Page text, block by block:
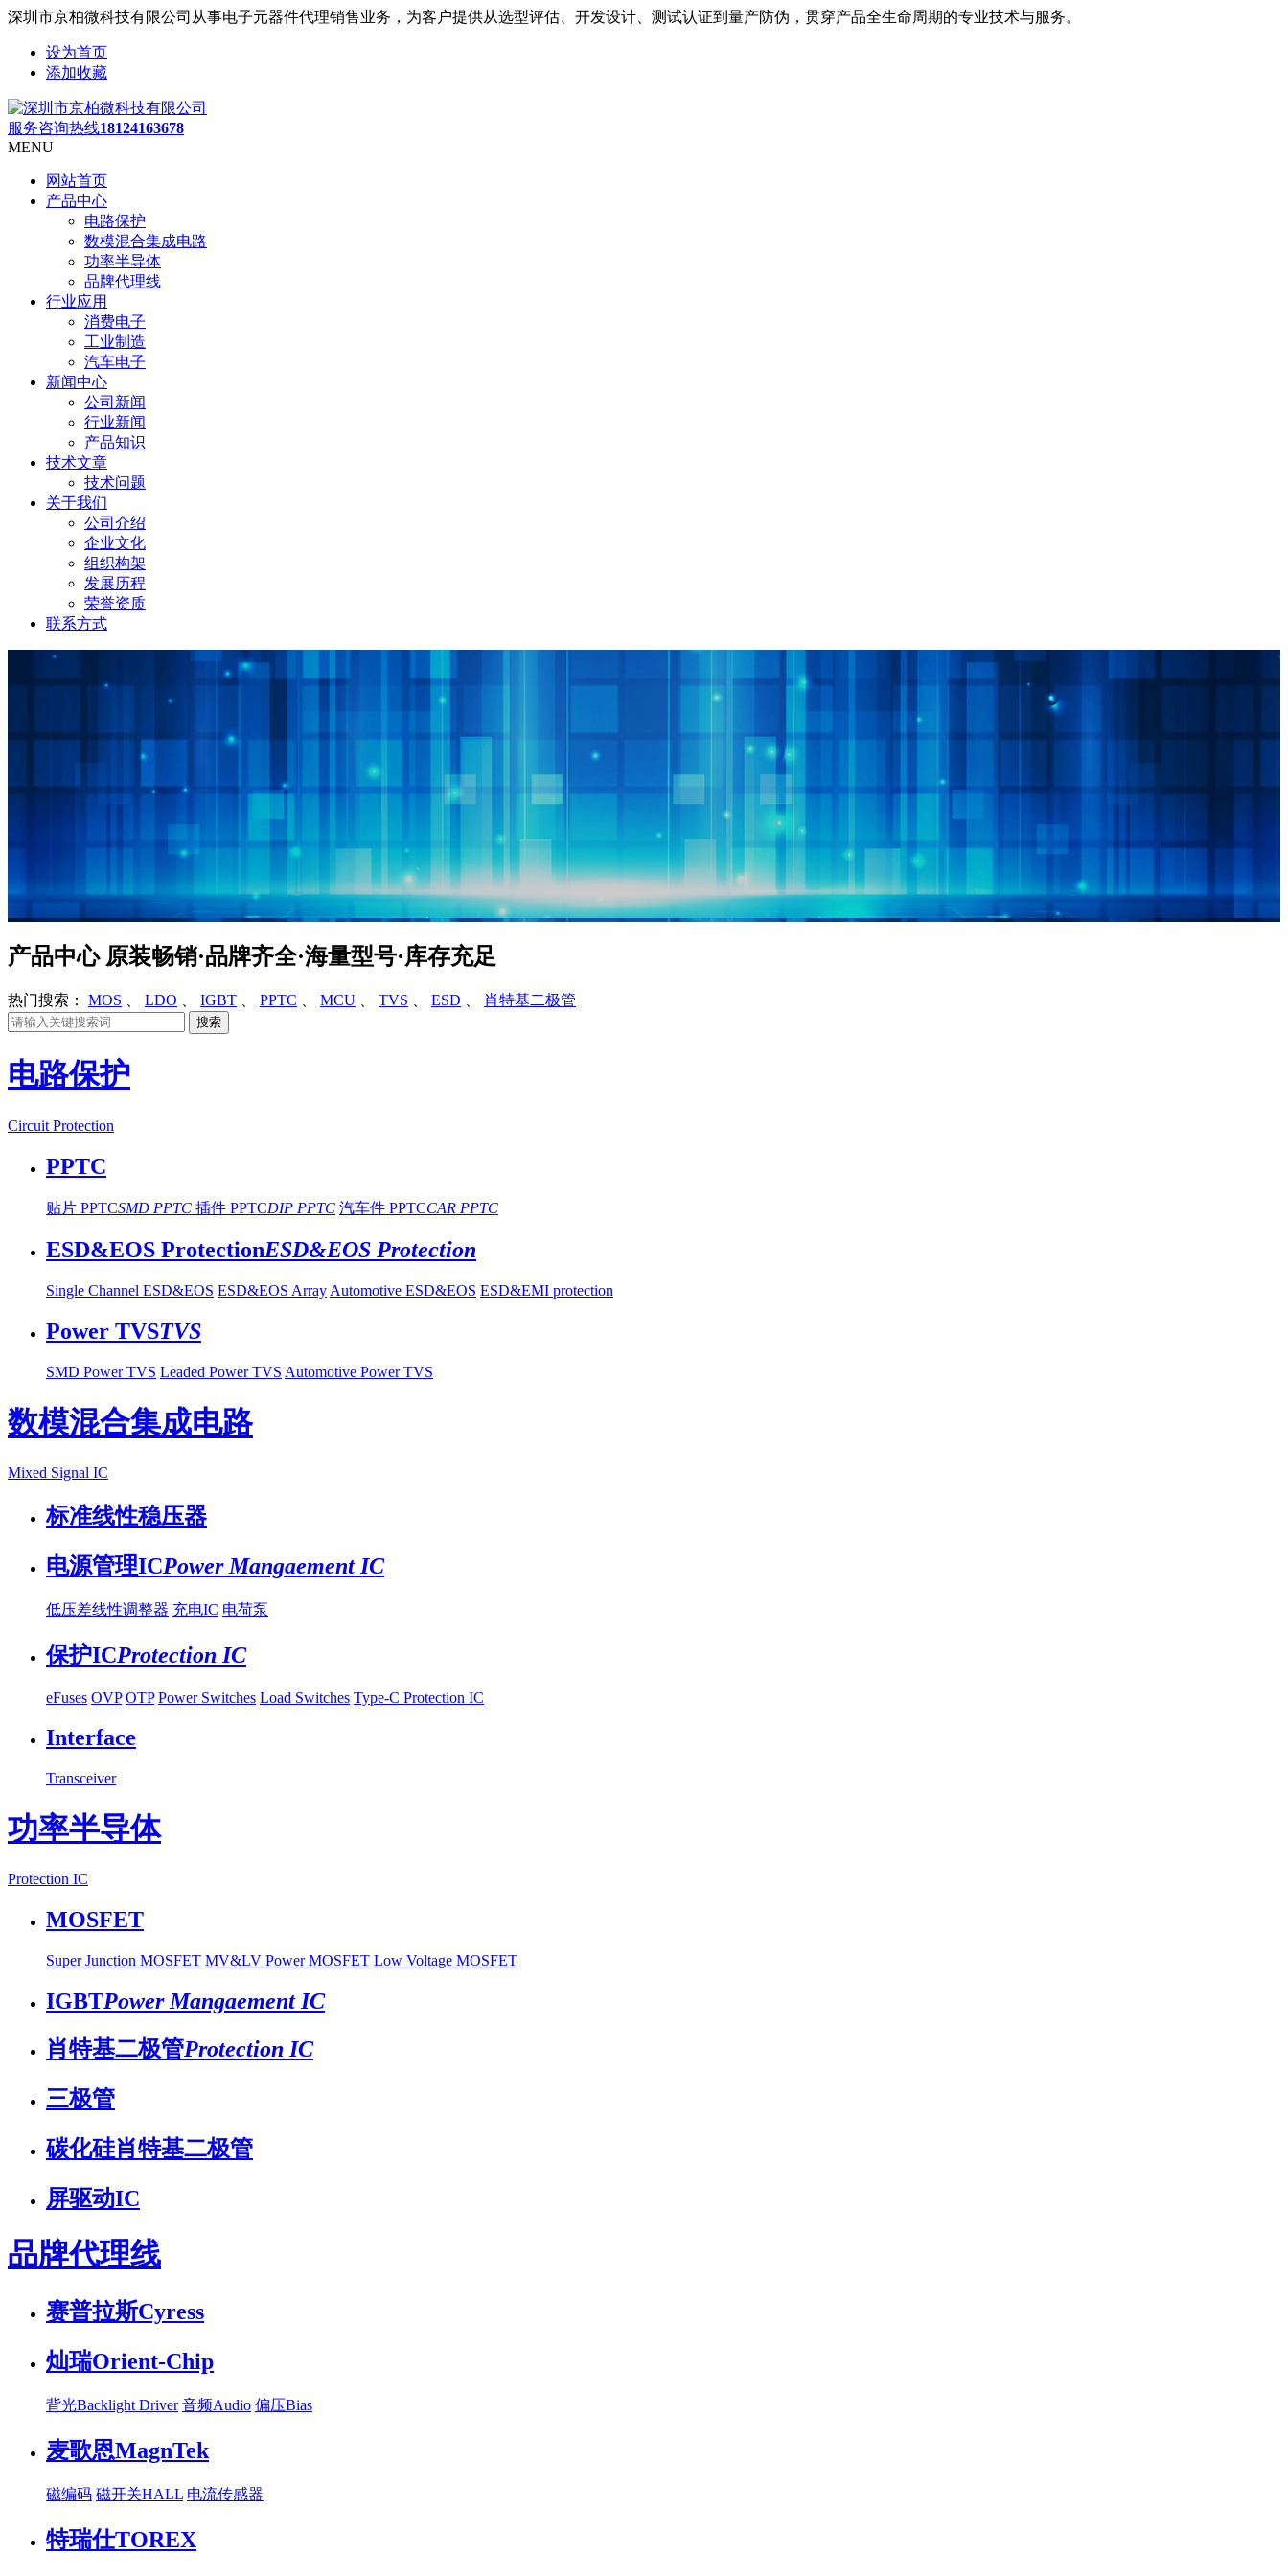
深圳市京柏微科技有限公司从事电子元器件代理销售业务，为客户提供从选型评估、开发设计、测试认证到量产防伪，贯穿产品全生命周期的专业技术与服务。
设为首页
添加收藏
服务咨询热线18124163678
MENU
网站首页
产品中心
电路保护
数模混合集成电路
功率半导体
品牌代理线
行业应用
消费电子
工业制造
汽车电子
新闻中心
公司新闻
行业新闻
产品知识
技术文章
技术问题
关于我们
公司介绍
企业文化
组织构架
发展历程
荣誉资质
联系方式
产品中心原装畅销·品牌齐全·海量型号·库存充足
热门搜索： MOS LDO IGBT PPTC MCU TVS ESD 肖特基二极管
电路保护
Circuit Protection
PPTC
贴片 PPTCSMD PPTC 插件 PPTCDIP PPTC 汽车件 PPTCCAR PPTC
ESD&EOS ProtectionESD&EOS Protection
Single Channel ESD&EOS ESD&EOS Array Automotive ESD&EOS ESD&EMI protection
Power TVSTVS
SMD Power TVS Leaded Power TVS Automotive Power TVS
数模混合集成电路
Mixed Signal IC
标准线性稳压器
电源管理ICPower Mangaement IC
低压差线性调整器 充电IC 电荷泵
保护ICProtection IC
eFuses OVP OTP Power Switches Load Switches Type-C Protection IC
Interface
Transceiver
功率半导体
Protection IC
MOSFET
Super Junction MOSFET MV&LV Power MOSFET Low Voltage MOSFET
IGBTPower Mangaement IC
肖特基二极管Protection IC
三极管
碳化硅肖特基二极管
屏驱动IC
品牌代理线
赛普拉斯Cyress
灿瑞Orient-Chip
背光Backlight Driver 音频Audio 偏压Bias
麦歌恩MagnTek
磁编码 磁开关HALL 电流传感器
特瑞仕TOREX